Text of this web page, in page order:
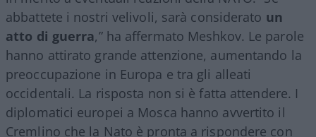
abbattete i nostri velivoli, sarà considerato un
atto di guerra,” ha affermato Meshkov. Le parole
hanno attirato grande attenzione, aumentando la
preoccupazione in Europa e tra gli alleati
occidentali. La risposta non si è fatta attendere. I
diplomatici europei a Mosca hanno avvertito il
Cremlino che la Nato è pronta a rispondere con